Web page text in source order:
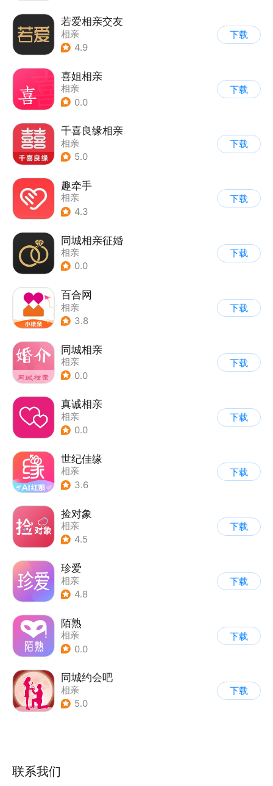
若爱相亲交友
相亲
4.9
下载
喜姐相亲
相亲
0.0
下载
千喜良缘相亲
相亲
5.0
下载
趣牵手
相亲
4.3
下载
同城相亲征婚
相亲
0.0
下载
百合网
相亲
3.8
下载
同城相亲
相亲
0.0
下载
真诚相亲
相亲
0.0
下载
世纪佳缘
相亲
3.6
下载
捡对象
相亲
4.5
下载
珍爱
相亲
4.8
下载
陌熟
相亲
0.0
下载
同城约会吧
相亲
5.0
下载
联系我们